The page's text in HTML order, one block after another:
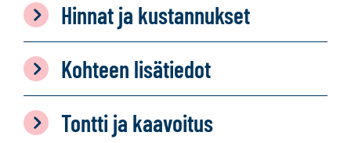
Hinnat ja kustannukset
Kohteen lisätiedot
Tontti ja kaavoitus